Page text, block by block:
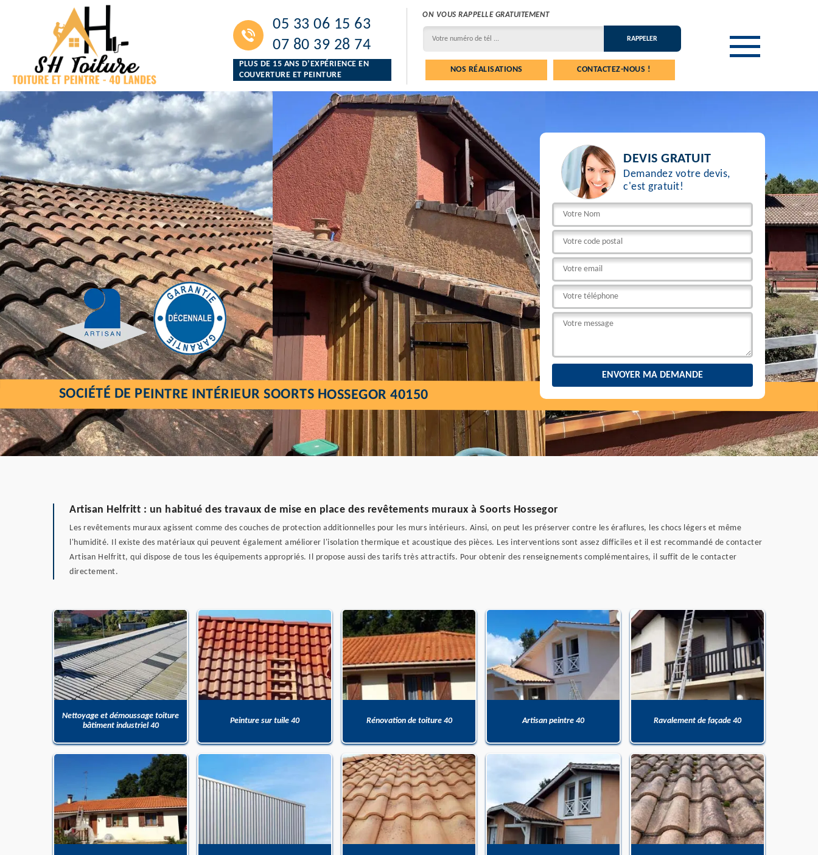
05 33 06 15 63
07 80 39 28 74
PLUS DE 15 ANS D’EXPÉRIENCE EN
COUVERTURE ET PEINTURE
ON VOUS RAPPELLE GRATUITEMENT
NOS RÉALISATIONS CONTACTEZ-NOUS !
DEVIS GRATUIT
Demandez votre devis,
c'est gratuit!
SOCIÉTÉ DE PEINTRE INTÉRIEUR SOORTS HOSSEGOR 40150
Artisan Helfritt : un habitué des travaux de mise en place des revêtements muraux à Soorts Hossegor
Les revêtements muraux agissent comme des couches de protection additionnelles pour les murs intérieurs. Ainsi, on peut les préserver contre les éraflures, les chocs légers et même
l'humidité. Il existe des matériaux qui peuvent également améliorer l'isolation thermique et acoustique des pièces. Les interventions sont assez difficiles et il est recommandé de contacter
Artisan Helfritt, qui dispose de tous les équipements appropriés. Il propose aussi des tarifs très attractifs. Pour obtenir des renseignements complémentaires, il suffit de le contacter
directement.
Nettoyage et démoussage toiture
bâtiment industriel 40
Peinture sur tuile 40 Rénovation de toiture 40 Artisan peintre 40 Ravalement de façade 40